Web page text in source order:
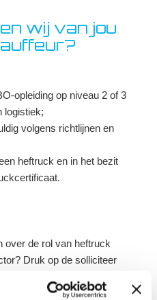
wij van jou
opleiding op niveau 2 of 3
logistiek;
volgens richtlijnen en
heftruck en in het bezit
over de rol van heftruck
Druk op de solliciteer